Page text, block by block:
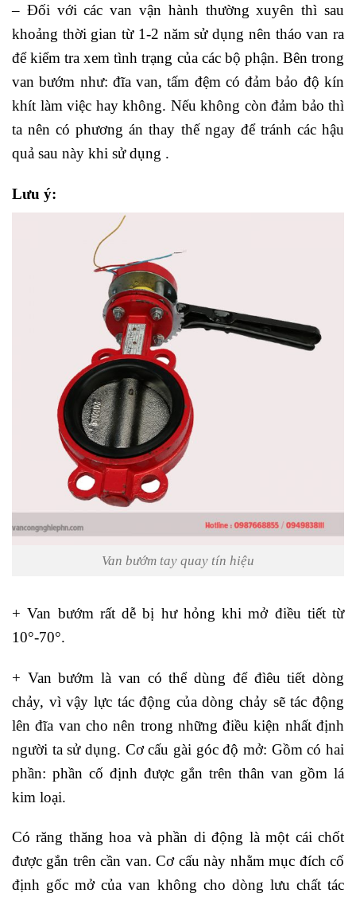
– Đối với các van vận hành thường xuyên thì sau
khoảng thời gian từ 1-2 năm sử dụng nên tháo van ra
để kiểm tra xem tình trạng của các bộ phận. Bên trong
van bướm như: đĩa van, tấm đệm có đảm bảo độ kín
khít làm việc hay không. Nếu không còn đảm bảo thì
ta nên có phương án thay thế ngay để tránh các hậu
quả sau này khi sử dụng .
Lưu ý:
Van bướm tay quay tín hiệu
+ Van bướm rất dễ bị hư hỏng khi mở điều tiết từ
10°-70°.
+ Van bướm là van có thể dùng để đìêu tiết dòng
chảy, vì vậy lực tác động của dòng chảy sẽ tác động
lên đĩa van cho nên trong những điều kiện nhất định
người ta sử dụng. Cơ cấu gài góc độ mở: Gồm có hai
phần: phần cố định được gắn trên thân van gồm lá
kim loại.
Có răng thăng hoa và phần di động là một cái chốt
được gắn trên cần van. Cơ cấu này nhằm mục đích cố
định gốc mở của van không cho dòng lưu chất tác